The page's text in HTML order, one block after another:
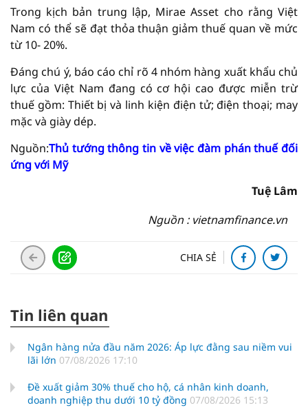
Trong kịch bản trung lập, Mirae Asset cho rằng Việt
Nam có thể sẽ đạt thỏa thuận giảm thuế quan về mức
từ 10- 20%.
Đáng chú ý, báo cáo chỉ rõ 4 nhóm hàng xuất khẩu chủ
lực của Việt Nam đang có cơ hội cao được miễn trừ
thuế gồm: Thiết bị và linh kiện điện tử; điện thoại; may
mặc và giày dép.
Nguồn:Thủ tướng thông tin về việc đàm phán thuế đối
ứng với Mỹ
Tuệ Lâm
Nguồn : vietnamfinance.vn
CHIA SẺ
Tin liên quan
Ngân hàng nửa đầu năm 2026: Áp lực đằng sau niềm vui
lãi lớn 07/08/2026 17:10
Đề xuất giảm 30% thuế cho hộ, cá nhân kinh doanh,
doanh nghiệp thu dưới 10 tỷ đồng 07/08/2026 15:13